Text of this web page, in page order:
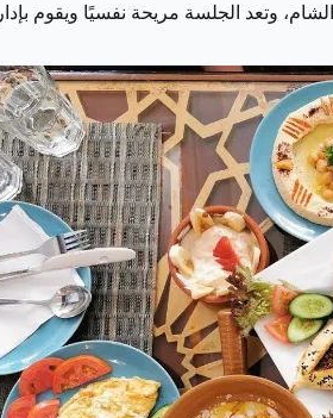
وتعد الجلسة مريحة نفسيًا ويقوم